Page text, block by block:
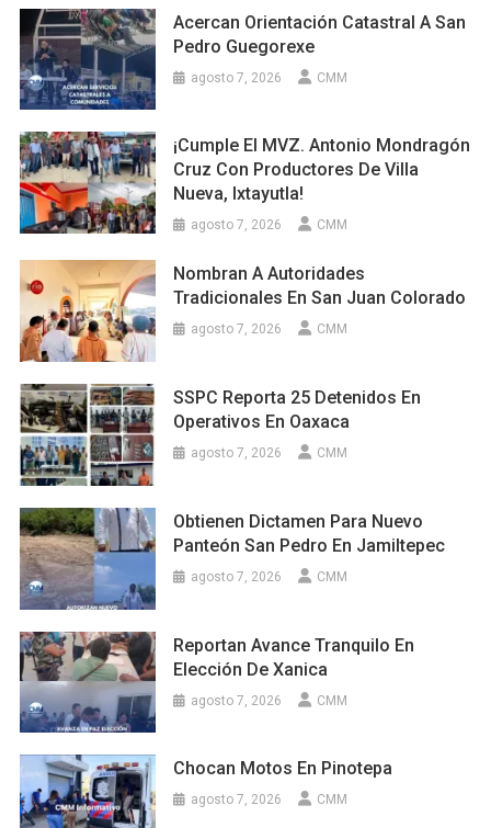
Acercan Orientación Catastral A San
Pedro Guegorexe
agosto 7, 2026 CMM
¡Cumple El MVZ. Antonio Mondragón
Cruz Con Productores De Villa
Nueva, Ixtayutla!
agosto 7, 2026 CMM
Nombran A Autoridades
Tradicionales En San Juan Colorado
agosto 7, 2026 CMM
SSPC Reporta 25 Detenidos En
Operativos En Oaxaca
agosto 7, 2026 CMM
Obtienen Dictamen Para Nuevo
Panteón San Pedro En Jamiltepec
agosto 7, 2026 CMM
Reportan Avance Tranquilo En
Elección De Xanica
agosto 7, 2026 CMM
Chocan Motos En Pinotepa
agosto 7, 2026 CMM